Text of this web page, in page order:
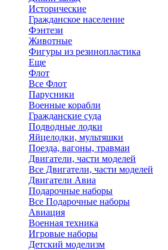
Исторические
Гражданское население
Фэнтези
Животные
Фигуры из резинопластика
Еще
Флот
Все Флот
Парусники
Военные корабли
Гражданские суда
Подводные лодки
Яйцелодки, мультяшки
Поезда, вагоны, травмаи
Двигатели, части моделей
Все Двигатели, части моделей
Двигатели Авиа
Подарочные наборы
Все Подарочные наборы
Авиация
Военная техника
Игровые наборы
Детский моделизм